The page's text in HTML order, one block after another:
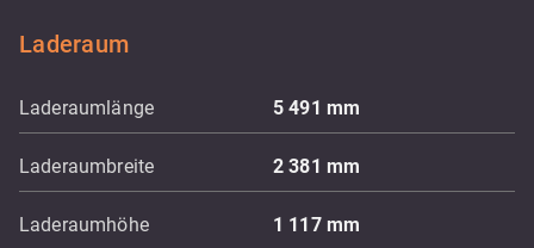
Laderaum
Laderaumlänge 5 491 mm
Laderaumbreite 2 381 mm
Laderaumhöhe 1 117 mm